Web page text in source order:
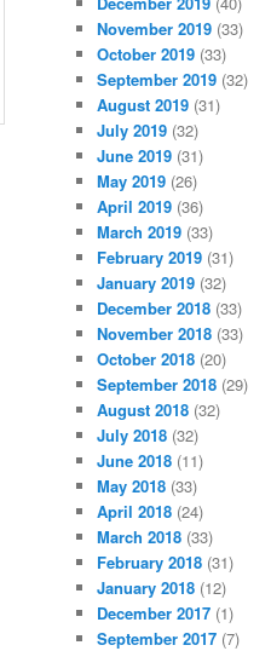
November 2019 (33)
October 2019 (33)
September 2019 (32)
August 2019 (31)
July 2019 (32)
June 2019 (31)
May 2019 (26)
April 2019 (36)
March 2019 (33)
February 2019 (31)
January 2019 (32)
December 2018 (33)
November 2018 (33)
October 2018 (20)
September 2018 (29)
August 2018 (32)
July 2018 (32)
June 2018 (11)
May 2018 (33)
April 2018 (24)
March 2018 (33)
February 2018 (31)
January 2018 (12)
December 2017 (1)
September 2017 (7)